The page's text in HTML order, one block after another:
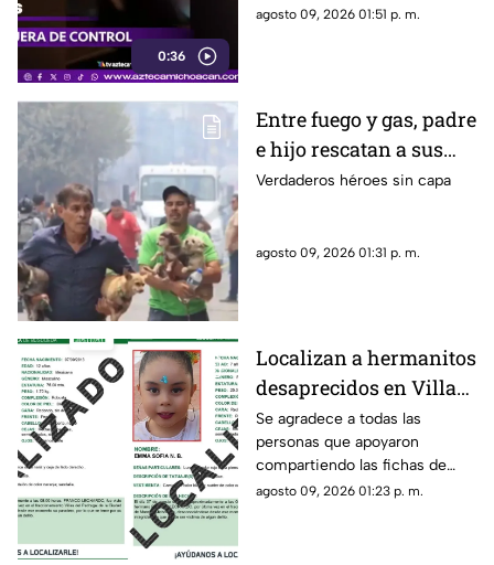
0:36
hogares.
agosto 09, 2026 01:51 p. m.
Entre fuego y gas, padre
e hijo rescatan a sus
cuatro perros tras
Verdaderos héroes sin capa
agosto 09, 2026 01:31 p. m.
Localizan a hermanitos
desaprecidos en Villas
del Pedregal
Se agradece a todas las
personas que apoyaron
compartiendo las fichas de
búsqueda. Se informa que las
agosto 09, 2026 01:23 p. m.